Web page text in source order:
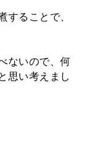
することで、
ないので、何
思い考えまし